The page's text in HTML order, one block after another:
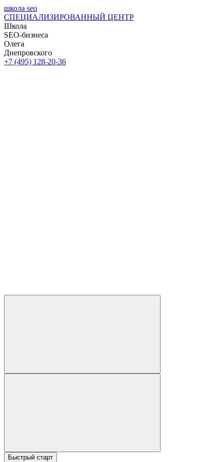
школа seo
СПЕЦИАЛИЗИРОВАННЫЙ ЦЕНТР
Школа
SEO-бизнеса
Олега
Днепровского
+7 (495) 128-20-36
Быстрый старт